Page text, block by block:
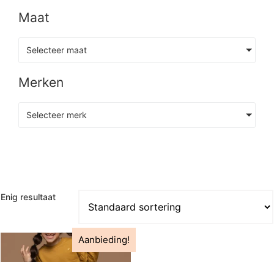
Maat
Selecteer maat
Merken
Selecteer merk
Enig resultaat
Aanbieding!